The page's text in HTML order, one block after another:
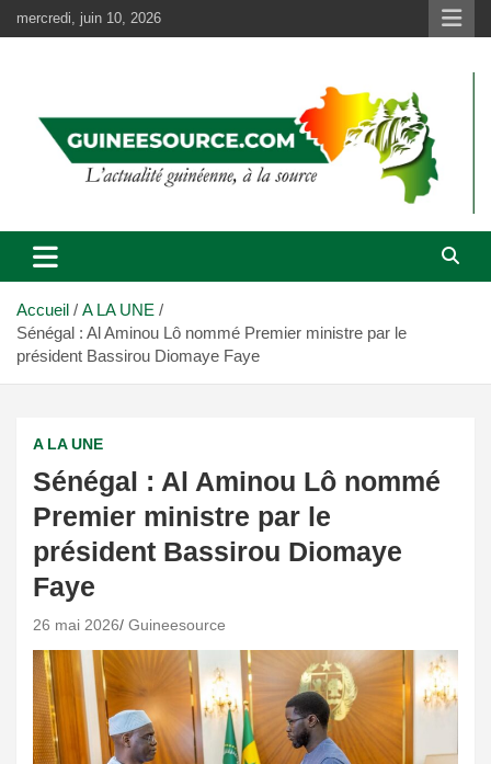
au
mercredi, juin 10, 2026
Accueil
A LA UNE
Sénégal : Al Aminou Lô nommé Premier ministre par le
président Bassirou Diomaye Faye
A LA UNE
Sénégal : Al Aminou Lô nommé
Premier ministre par le
président Bassirou Diomaye
Faye
26 mai 2026 Guineesource